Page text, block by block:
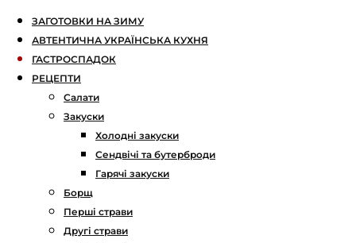
ЗАГОТОВКИ НА ЗИМУ
АВТЕНТИЧНА УКРАЇНСЬКА КУХНЯ
ГАСТРОСПАДОК
РЕЦЕПТИ
Салати
Закуски
Холодні закуски
Сендвічі та бутерброди
Гарячі закуски
Борщ
Перші страви
Другі страви